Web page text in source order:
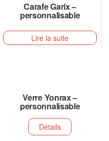
Carafe Garix –
personnalisable
Lire la suite
Verre Yonrax –
personnalisable
Détails